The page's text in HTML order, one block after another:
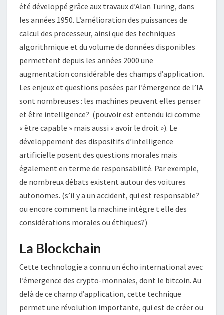
été développé grâce aux travaux d’Alan Turing, dans
les années 1950. L’amélioration des puissances de
calcul des processeur, ainsi que des techniques
algorithmique et du volume de données disponibles
permettent depuis les années 2000 une
augmentation considérable des champs d’application.
Les enjeux et questions posées par l’émergence de l’IA
sont nombreuses : les machines peuvent elles penser
et être intelligence? (pouvoir est entendu ici comme
« être capable » mais aussi « avoir le droit »). Le
développement des dispositifs d’intelligence
artificielle posent des questions morales mais
également en terme de responsabilité. Par exemple,
de nombreux débats existent autour des voitures
autonomes. (s’il y a un accident, qui est responsable?
ou encore comment la machine intègre t elle des
considérations morales ou éthiques?)
La Blockchain
Cette technologie a connu un écho international avec
l’émergence des crypto-monnaies, dont le bitcoin. Au
delà de ce champ d’application, cette technique
permet une révolution importante, qui est de créer ou